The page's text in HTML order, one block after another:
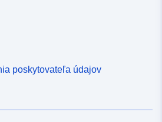
poskytovateľa údajov